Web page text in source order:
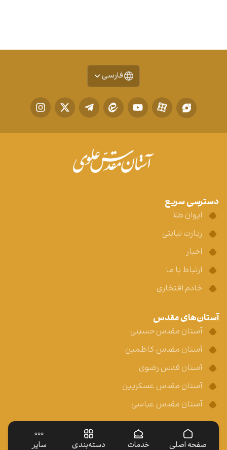
صفحه اصلی خدمات دسته‌بندی سایر
فارسی
دسترسی سریع
ایوان طلا
زیارت نیابتی
اخبار
ارتباط با ما
خادم افتخاری
آستان‌های مقدس
آستان مقدس حسینی
آستان مقدس کاظمین
آستان قدس رضوی
آستان مقدس عسکریین
آستان مقدس عباسی